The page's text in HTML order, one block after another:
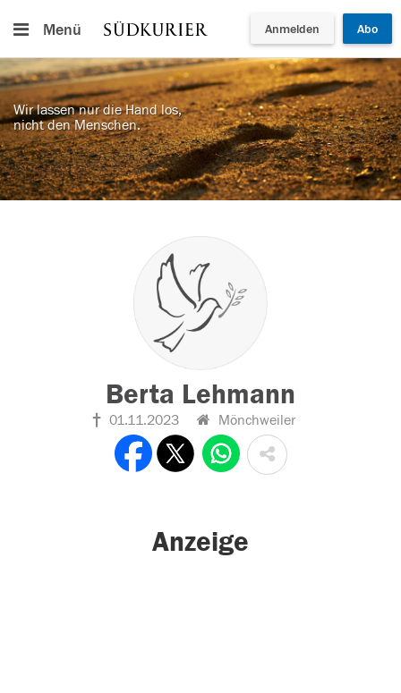
Menü Anmelden Abo
Wir lassen nur die Hand los,
nicht den Menschen.
Berta Lehmann
01.11.2023 Mönchweiler
Anzeige